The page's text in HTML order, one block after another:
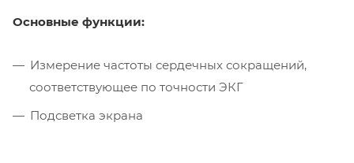
Основные функции:
Измерение частоты сердечных сокращений,
соответствующее по точности ЭКГ
Подсветка экрана